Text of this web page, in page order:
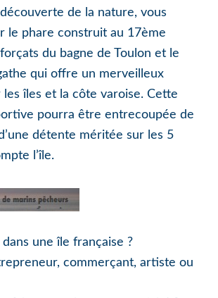
de la nature, vous
le phare construit au 17ème
du bagne de Toulon et le
qui offre un merveilleux
les îles et la côte varoise. Cette
pourra être entrecoupée de
détente méritée sur les 5
l’île.
une île française ?
commerçant, artiste ou